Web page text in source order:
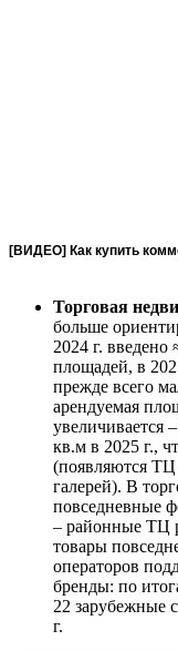
[ВИДЕО] Как купить
Торговая
больше
2024 г.
площадей, в
прежде всего
арендуемая
увеличивается
кв.м в 2025 г.,
(появляются
галерей). В
повседневные
– районные ТЦ
товары
операторов
бренды: по
22 зарубежные
г.